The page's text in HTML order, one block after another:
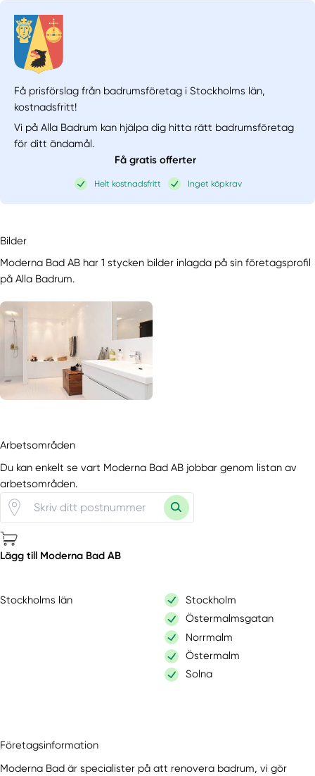
Få prisförslag från badrumsföretag i Stockholms län,
kostnadsfritt!
Vi på Alla Badrum kan hjälpa dig hitta rätt badrumsföretag
för ditt ändamål.
Få gratis offerter
Helt kostnadsfritt Inget köpkrav
Bilder
Moderna Bad AB har 1 stycken bilder inlagda på sin företagsprofil
på Alla Badrum.
Arbetsområden
Du kan enkelt se vart Moderna Bad AB jobbar genom listan av
arbetsområden.
Lägg till Moderna Bad AB
Stockholms län
Stockholm
Östermalmsgatan
Norrmalm
Östermalm
Solna
Företagsinformation
Moderna Bad är specialister på att renovera badrum, vi gör